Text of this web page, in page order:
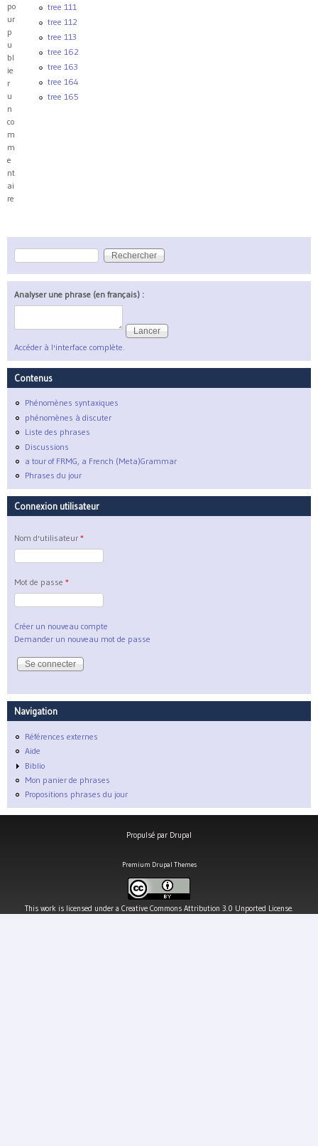
po
ur
p
u
bl
ie
r
u
n
co
m
m
e
nt
ai
re
tree 111
tree 112
tree 113
tree 162
tree 163
tree 164
tree 165
Formulaire de recherche
Rechercher
Analyser une phrase (en français) :
Accéder à l'interface complète.
Contenus
Phénomènes syntaxiques
phénomènes à discuter
Liste des phrases
Discussions
a tour of FRMG, a French (Meta)Grammar
Phrases du jour
Connexion utilisateur
Nom d'utilisateur *
Mot de passe *
Créer un nouveau compte
Demander un nouveau mot de passe
Navigation
Références externes
Aide
Biblio
Mon panier de phrases
Propositions phrases du jour
Propulsé par Drupal
Premium Drupal Themes
This work is licensed under a Creative Commons Attribution 3.0 Unported License.